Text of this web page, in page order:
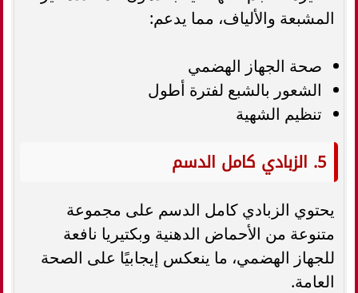
المشبعة والألياف، مما يدعم:
صحة الجهاز الهضمي
الشعور بالشبع لفترة أطول
تنظيم الشهية
5. الزبادي كامل الدسم
يحتوي الزبادي كامل الدسم على مجموعة
متنوعة من الأحماض الدهنية وبكتيريا نافعة
للجهاز الهضمي، ما ينعكس إيجابيًا على الصحة
العامة.